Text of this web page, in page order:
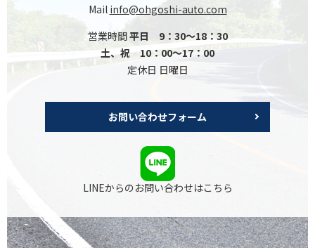
Mail info@ohgoshi-auto.com
営業時間平日 9：30～18：30
土、祝 10：00～17：00
定休日 日曜日
お問い合わせフォーム
LINEからのお問い合わせはこちら